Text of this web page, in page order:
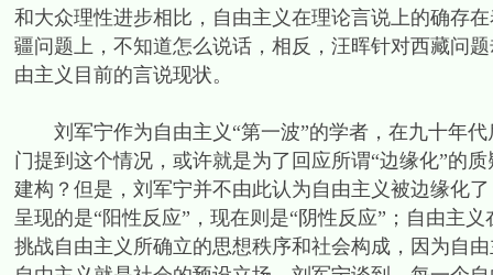
和大众理性进步相比，自由主义在理论言说上的确存
疆问题上，不知道怎么说话，相反，汪晖针对西藏问
由主义目前的言说现状。
刘军宁作为自由主义“第一波”的学者，在九十年代
门提到这个情况，或许就是为了回应所谓“边缘化”的
建构？但是，刘军宁并不由此认为自由主义被边缘化
呈现的是“阳性反应”，现在则是“阴性反应”；自由主
挑战自由主义所确立的思想秩序和社会构成，因为自